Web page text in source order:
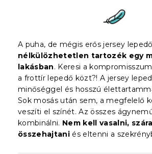
A puha, de mégis erős jersey lepedő
nélkülözhetetlen tartozék egy
lakásban. Keresi a
a frottír lepedő közt?! A jersey
minőséggel és hosszú
Sok mosás után sem, a megfelelő
veszíti el színét. Az összes
kombinálni. Nem kell vasalni,
összehajtani és eltenni a